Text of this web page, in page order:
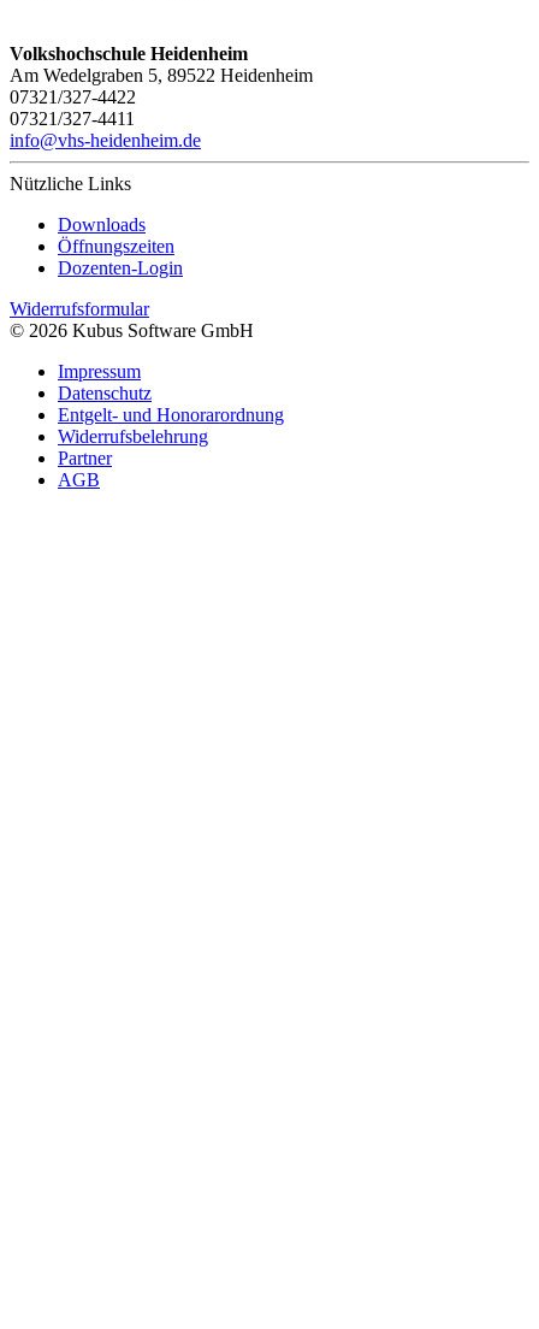
Volkshochschule Heidenheim
Am Wedelgraben 5, 89522 Heidenheim
07321/327-4422
07321/327-4411
info@vhs-heidenheim.de
Nützliche Links
Downloads
Öffnungszeiten
Dozenten-Login
Widerrufsformular
© 2026 Kubus Software GmbH
Impressum
Datenschutz
Entgelt- und Honorarordnung
Widerrufsbelehrung
Partner
AGB